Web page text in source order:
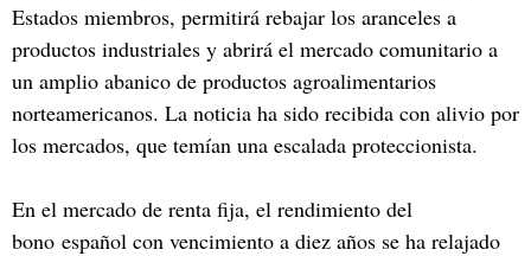
Estados miembros, permitirá rebajar los aranceles a
productos industriales y abrirá el mercado comunitario a
un amplio abanico de productos agroalimentarios
norteamericanos. La noticia ha sido recibida con alivio por
los mercados, que temían una escalada proteccionista.
En el mercado de renta fija, el rendimiento del
bono español con vencimiento a diez años se ha relajado